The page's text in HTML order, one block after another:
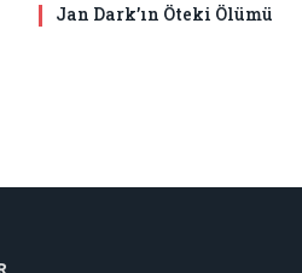
Jan Dark’ın Öteki Ölümü